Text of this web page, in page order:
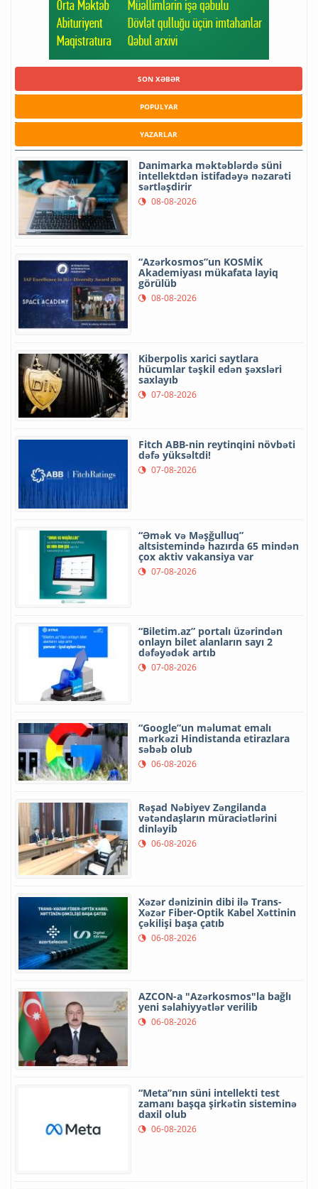
SON XƏBƏR
POPULYAR
YAZARLAR
Danimarka məktəblərdə süni
intellektdən istifadəyə nəzarəti
sərtləşdirir
08-08-2026
“Azərkosmos”un KOSMİK
Akademiyası mükafata layiq
görülüb
08-08-2026
Kiberpolis xarici saytlara
hücumlar təşkil edən şəxsləri
saxlayıb
07-08-2026
Fitch ABB-nin reytinqini növbəti
dəfə yüksəltdi!
07-08-2026
“Əmək və Məşğulluq”
altsistemində hazırda 65 mindən
çox aktiv vakansiya var
07-08-2026
“Biletim.az” portalı üzərindən
onlayn bilet alanların sayı 2
dəfəyədək artıb
07-08-2026
“Google”un məlumat emalı
mərkəzi Hindistanda etirazlara
səbəb olub
06-08-2026
Rəşad Nəbiyev Zəngilanda
vətəndaşların müraciətlərini
dinləyib
06-08-2026
Xəzər dənizinin dibi ilə Trans-
Xəzər Fiber-Optik Kabel Xəttinin
çəkilişi başa çatıb
06-08-2026
AZCON-a "Azərkosmos"la bağlı
yeni səlahiyyətlər verilib
06-08-2026
“Meta”nın süni intellekti test
zamanı başqa şirkətin sisteminə
daxil olub
06-08-2026